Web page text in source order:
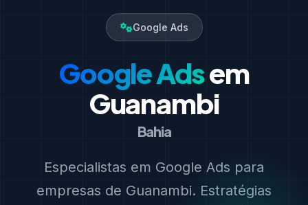
Google Ads
Google Adsem
Guanambi
Bahia
Especialistas em Google Ads para
empresas de Guanambi. Estratégias